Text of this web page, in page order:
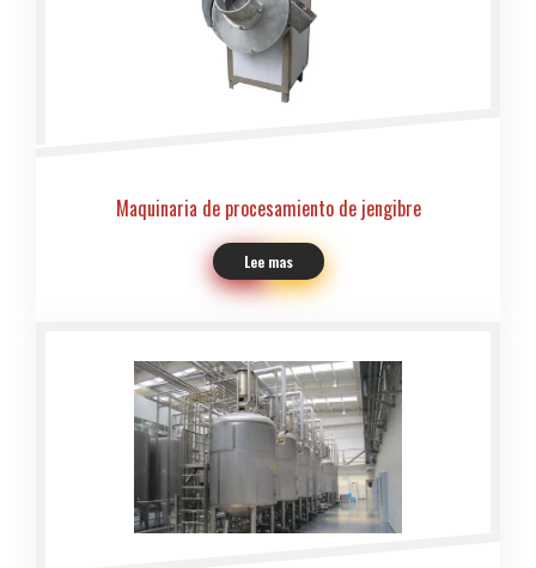
Maquinaria de procesamiento de jengibre
Lee mas